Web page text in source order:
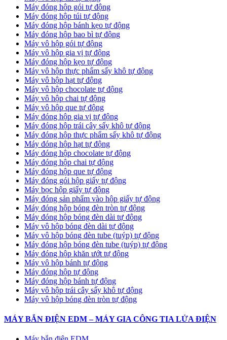
Máy đóng hộp gói tự động
Máy đóng hộp túi tự động
Máy đóng hộp bánh kẹo tự động
Máy đóng hộp bao bì tự động
Máy vô hộp gói tự động
Máy vô hộp gia vị tự động
Máy đóng hộp kẹo tự động
Máy vô hộp thực phẩm sấy khô tự động
Máy vô hộp hạt tự động
Máy vô hộp chocolate tự động
Máy vô hộp chai tự động
Máy vô hộp que tự động
Máy đóng hộp gia vị tự động
Máy đóng hộp trái cây sấy khô tự động
Máy đóng hộp thực phẩm sấy khô tự động
Máy đóng hộp hạt tự động
Máy đóng hộp chocolate tự động
Máy đóng hộp chai tự động
Máy đóng hộp que tự động
Máy đóng gói hộp giấy tự động
Máy bọc hộp giấy tự động
Máy đóng sản phẩm vào hộp giấy tự động
Máy đóng hộp bóng đèn tròn tự động
Máy đóng hộp bóng đèn dài tự động
Máy vô hộp bóng đèn dài tự động
Máy vô hộp bóng đèn tube (tuýp) tự động
Máy đóng hộp bóng đèn tube (tuýp) tự động
Máy đóng hộp khăn ướt tự động
Máy vô hộp bánh tự động
Máy đóng hộp tự động
Máy đóng hộp bánh tự động
Máy vô hộp trái cây sấy khô tự động
Máy vô hộp bóng đèn tròn tự động
MÁY BẮN ĐIỆN EDM – MÁY GIA CÔNG TIA LỬA ĐIỆN